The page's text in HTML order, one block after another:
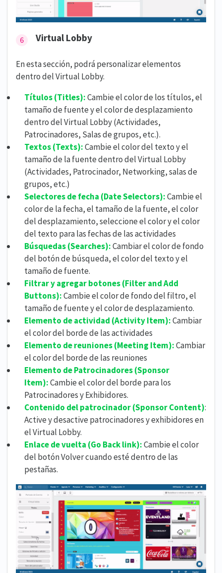
Virtual Lobby
En esta sección, podrá personalizar elementos
dentro del Virtual Lobby.
Títulos (Titles):Cambie el color de los títulos, el
tamaño de fuente y el color de desplazamiento
dentro del Virtual Lobby (Actividades,
Patrocinadores, Salas de grupos, etc.).
Textos (Texts):Cambie el color del texto y el
tamaño de la fuente dentro del Virtual Lobby
(Actividades, Patrocinador, Networking, salas de
grupos, etc.)
Selectores de fecha (Date Selectors):Cambie el
color de la fecha, el tamaño de la fuente, el color
del desplazamiento, seleccione el color y el color
del texto para las fechas de las actividades
Búsquedas (Searches):Cambiar el color de fondo
del botón de búsqueda, el color del texto y el
tamaño de fuente.
Filtrar y agregar botones(Filter and Add
Buttons):Cambie el color de fondo del filtro, el
tamaño de fuente y el color de desplazamiento.
Elemento de actividad (Activity Item):Cambiar
el color del borde de las actividades
Elemento de reuniones (Meeting Item):Cambiar
el color del borde de las reuniones
Elemento de Patrocinadores (Sponsor
Item):Cambie el color del borde para los
Patrocinadores y Exhibidores.
Contenido del patrocinador (Sponsor Content):
Active y desactive patrocinadores y exhibidores en
el Virtual Lobby.
Enlace de vuelta (Go Back link):Cambie el color
del botón Volver cuando esté dentro de las
pestañas.